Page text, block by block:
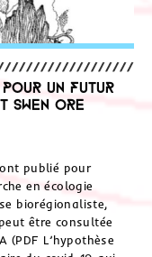
pour un futur
Swen Ore
publié pour
en écologie
biorégionaliste,
être consultée
(PDF L’hypothèse